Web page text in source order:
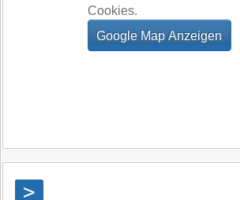
Cookies.
>